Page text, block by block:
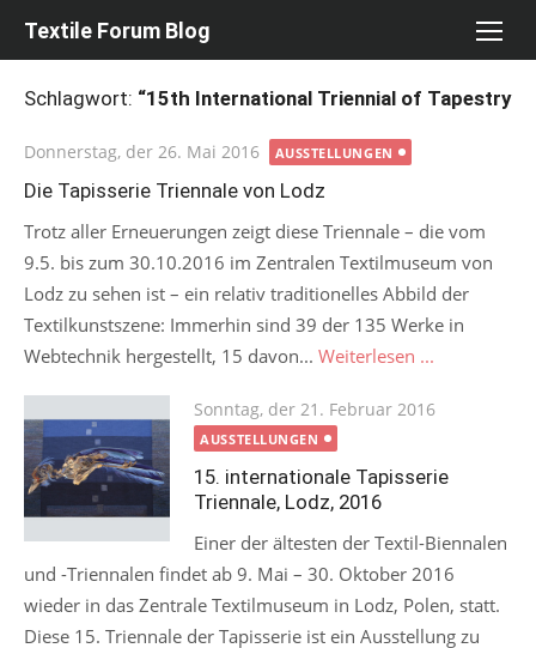
Textile Forum Blog
Schlagwort: “15th International Triennial of Tapestry
Posted
on
Donnerstag, der 26. Mai 2016 AUSSTELLUNGEN
Die Tapisserie Triennale von Lodz
Trotz aller Erneuerungen zeigt diese Triennale – die vom
9.5. bis zum 30.10.2016 im Zentralen Textilmuseum von
Lodz zu sehen ist – ein relativ traditionelles Abbild der
Textilkunstszene: Immerhin sind 39 der 135 Werke in
Webtechnik hergestellt, 15 davon... Weiterlesen ...
Posted
on
Sonntag, der 21. Februar 2016
AUSSTELLUNGEN
15. internationale Tapisserie
Triennale, Lodz, 2016
Einer der ältesten der Textil-Biennalen
und -Triennalen findet ab 9. Mai – 30. Oktober 2016
wieder in das Zentrale Textilmuseum in Lodz, Polen, statt.
Diese 15. Triennale der Tapisserie ist ein ​​Ausstellung zu